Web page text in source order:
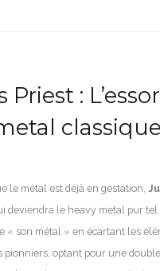
Priest :
classique
le métal est déjà en gestation,
deviendra le heavy metal pur
« son métal » en écartant les
pionniers, optant pour une